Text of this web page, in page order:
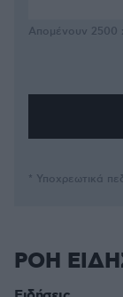
Απομένουν 2500
* Υποχρεωτικά
ΡΟΗ